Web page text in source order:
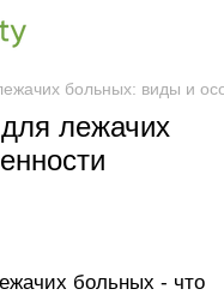
больных: виды и
лежачих
больных - что